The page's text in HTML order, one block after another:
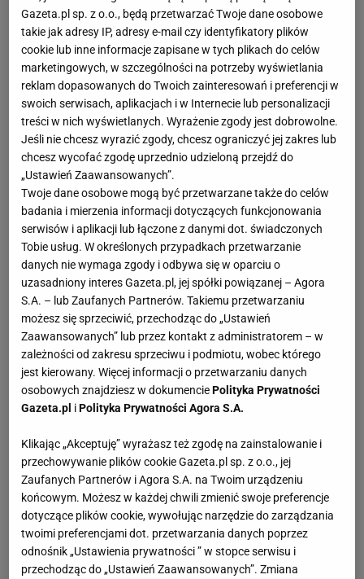
rodzajem frontów. Na przykład w dolnych montuje
się drzwiczki drewniane lub laminowane, a w
górnych - szklane. Różnicowanie materiałów to
zresztą zabieg bardzo często stosowany w
nowocześnie zaaranżowanych kuchniach. Ma on na
celu - podobnie jak zerwanie z symetrią - rozbicie
monotonii prostych mebli bez ozdób. Tak właśnie
jest w tym mieszkaniu. Kuchnia to osobne
pomieszczenie połączone z pokojem dziennym
szerokim przejściem. Nie jest duża, właściciele
wydzielili z niej bowiem praktyczny schowek na
odkurzacz, deskę do prasowania i inne przedmioty,
które nie powinny znajdować się na widoku. W
związku ze zmniejszeniem powierzchni starano się
tak urządzić wnętrze, by było wystarczająco dużo
miejsca na przechowywanie naczyń i produktów
oraz, co nie mniej ważne, na wygodne
więc wszystkie ściany. Dwie z nich, sąsiadujące ze
sobą, zajmuje zwarta zabudowa w kształcie litery L
z szafkami dolnymi i górnymi, narożnym
zlewozmywakiem oraz blatem roboczym. Przy
trzeciej ścianie jest tylko jedna szafka; w jej blacie
zamontowano płytę grzejną, a nad nią - duży okap.
Gazeta.pl sp. z o.o., będą przetwarzać Twoje dane osobowe
takie jak adresy IP, adresy e-mail czy identyfikatory plików
cookie lub inne informacje zapisane w tych plikach do celów
marketingowych, w szczególności na potrzeby wyświetlania
reklam dopasowanych do Twoich zainteresowań i preferencji w
swoich serwisach, aplikacjach i w Internecie lub personalizacji
treści w nich wyświetlanych. Wyrażenie zgody jest dobrowolne.
Jeśli nie chcesz wyrazić zgody, chcesz ograniczyć jej zakres lub
chcesz wycofać zgodę uprzednio udzieloną przejdź do
„Ustawień Zaawansowanych”.
Twoje dane osobowe mogą być przetwarzane także do celów
badania i mierzenia informacji dotyczących funkcjonowania
serwisów i aplikacji lub łączone z danymi dot. świadczonych
Tobie usług. W określonych przypadkach przetwarzanie
danych nie wymaga zgody i odbywa się w oparciu o
uzasadniony interes Gazeta.pl, jej spółki powiązanej – Agora
S.A. – lub Zaufanych Partnerów. Takiemu przetwarzaniu
możesz się sprzeciwić, przechodząc do „Ustawień
Zaawansowanych” lub przez kontakt z administratorem – w
zależności od zakresu sprzeciwu i podmiotu, wobec którego
jest kierowany. Więcej informacji o przetwarzaniu danych
osobowych znajdziesz w dokumenciePolityka Prywatności
Gazeta.pl iPolityka Prywatności Agora S.A.
Klikając „Akceptuję” wyrażasz też zgodę na zainstalowanie i
przechowywanie plików cookie Gazeta.pl sp. z o.o., jej
Zaufanych Partnerów i Agora S.A. na Twoim urządzeniu
końcowym. Możesz w każdej chwili zmienić swoje preferencje
dotyczące plików cookie, wywołując narzędzie do zarządzania
twoimi preferencjami dot. przetwarzania danych poprzez
odnośnik „Ustawienia prywatności ” w stopce serwisu i
przechodząc do „Ustawień Zaawansowanych”. Zmiana